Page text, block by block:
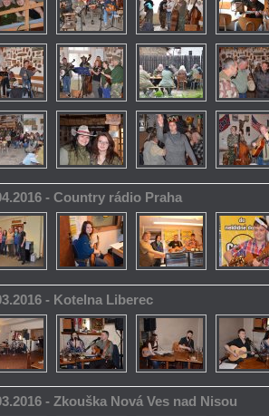
- Country rádio Praha
- Kotelna Liberec
- Zkouška Nová Ves nad Nisou